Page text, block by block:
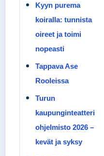
Kyyn purema
koiralla: tunnista
oireet ja toimi
nopeasti
Tappava Ase
Rooleissa
Turun
kaupunginteatteri
ohjelmisto 2026 –
kevät ja syksy